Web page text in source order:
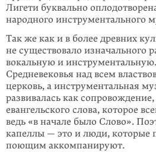
Лигети буквально
народного инструментального
Так же как и в более древних
не существовало изначального
вокальную и
Средневековья над всем
церковь, а инструментальная
развивалась как
евангельского слова, которое
ведь «в начале было Слово».
капеллы — это и люди, которые
поющим аккомпанируют.